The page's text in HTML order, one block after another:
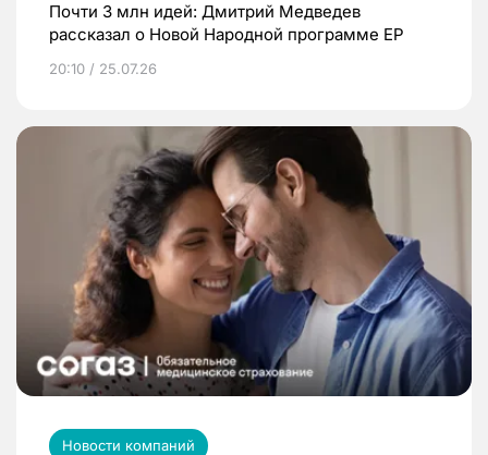
Почти 3 млн идей: Дмитрий Медведев
рассказал о Новой Народной программе ЕР
20:10 / 25.07.26
Новости компаний